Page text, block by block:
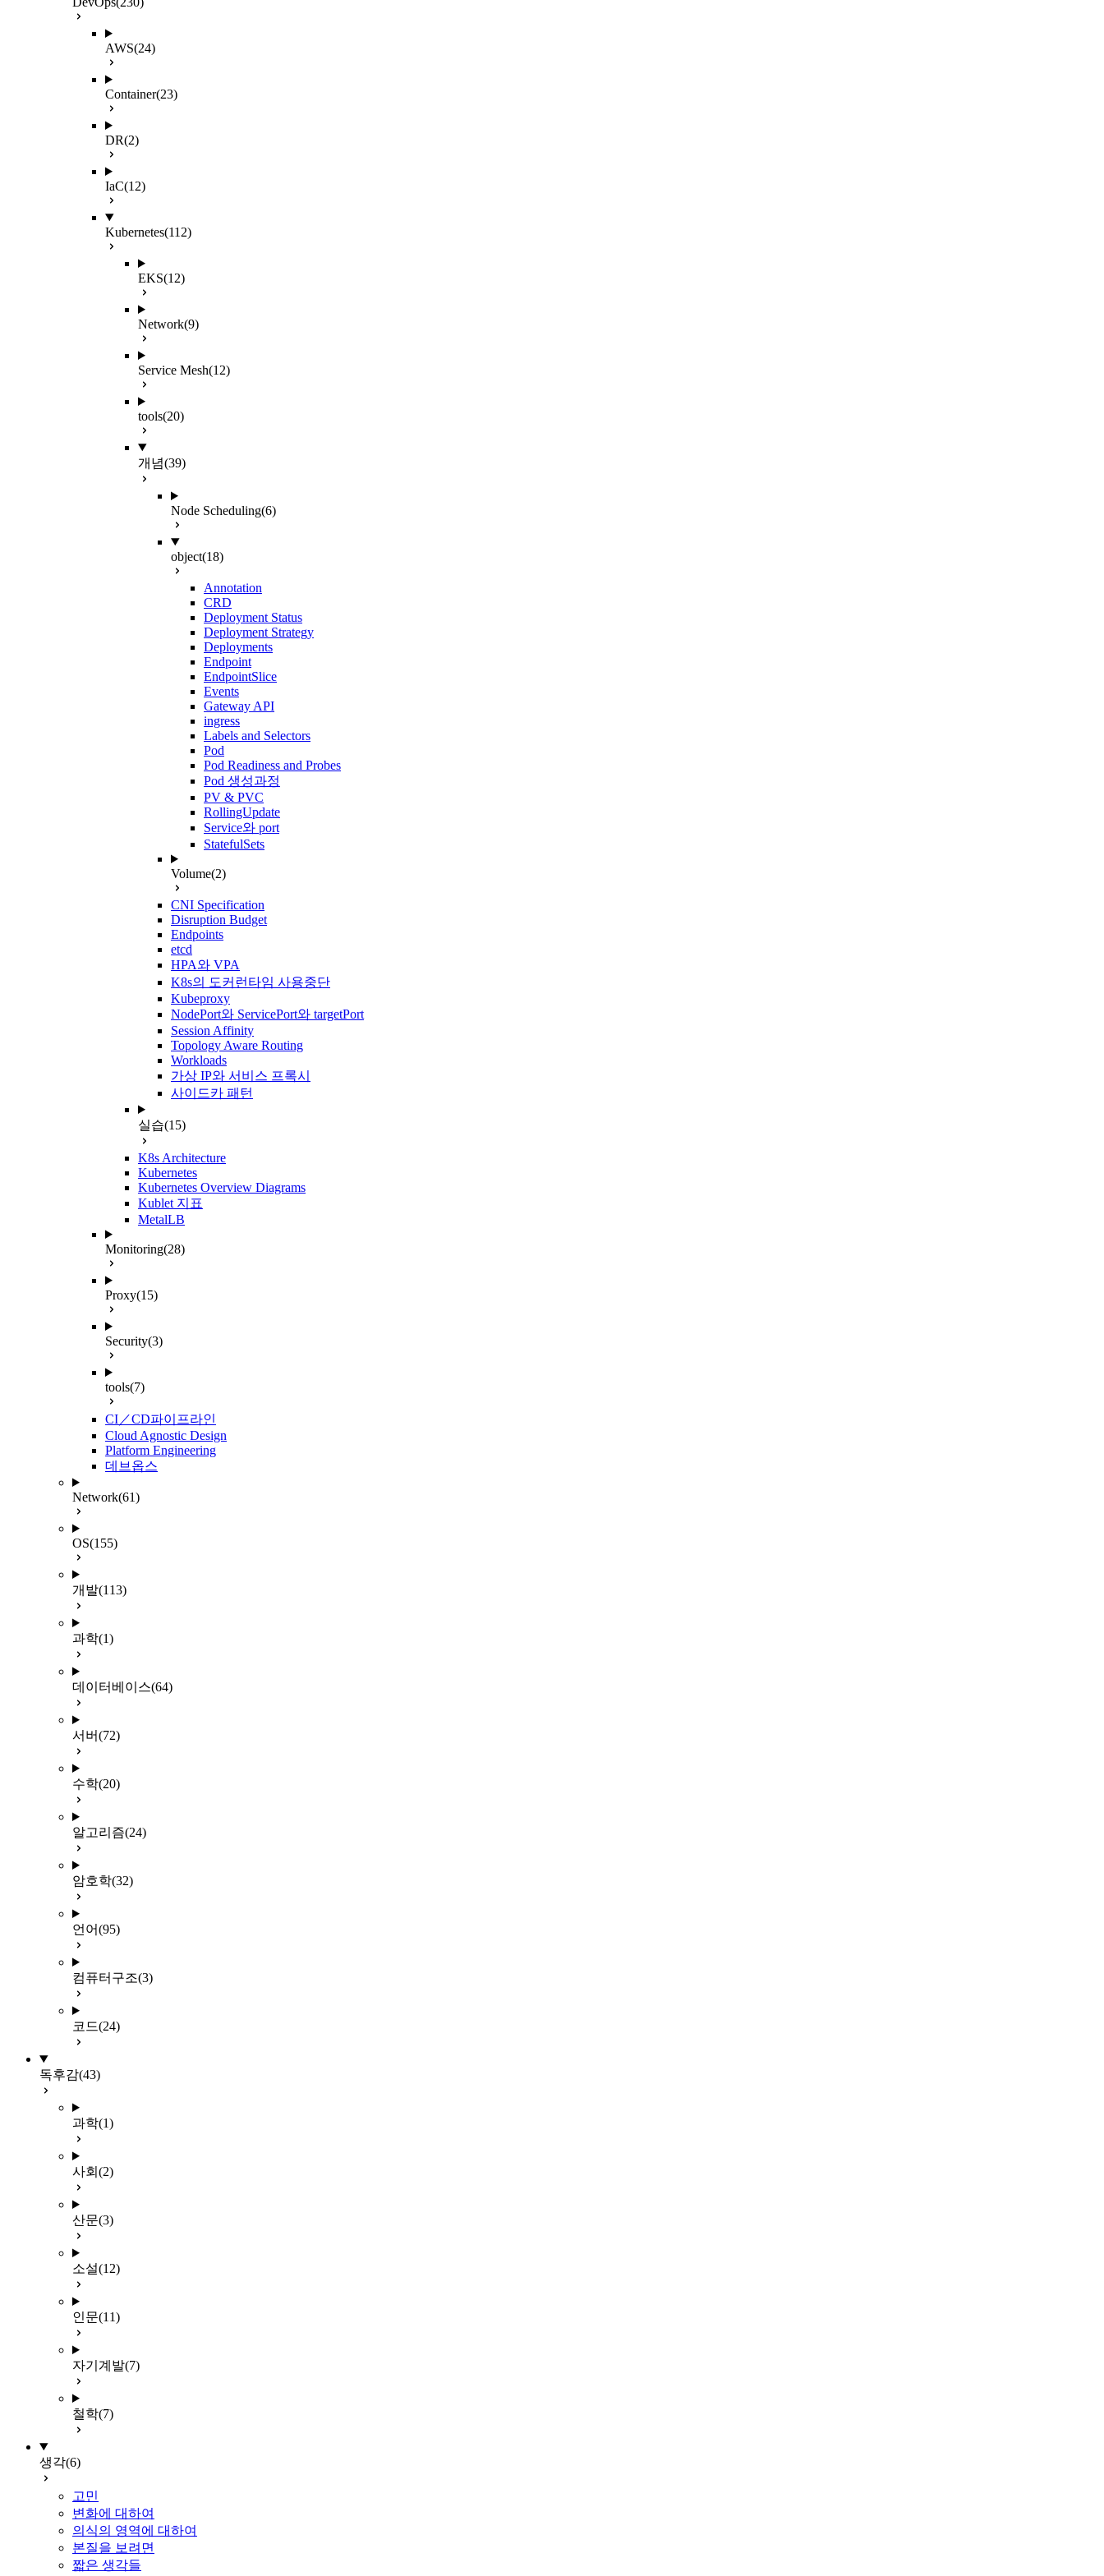
AWS(24)
Container(23)
DR(2)
IaC(12)
Kubernetes(112)
EKS(12)
Network(9)
Service Mesh(12)
tools(20)
개념(39)
Node Scheduling(6)
object(18)
Annotation
CRD
Deployment Status
Deployment Strategy
Deployments
Endpoint
EndpointSlice
Events
Gateway API
ingress
Labels and Selectors
Pod
Pod Readiness and Probes
Pod 생성과정
PV & PVC
RollingUpdate
Service와 port
StatefulSets
Volume(2)
CNI Specification
Disruption Budget
Endpoints
etcd
HPA와 VPA
K8s의 도커런타임 사용중단
Kubeproxy
NodePort와 ServicePort와 targetPort
Session Affinity
Topology Aware Routing
Workloads
가상 IP와 서비스 프록시
사이드카 패턴
실습(15)
K8s Architecture
Kubernetes
Kubernetes Overview Diagrams
Kublet 지표
MetalLB
Monitoring(28)
Proxy(15)
Security(3)
tools(7)
CI／CD파이프라인
Cloud Agnostic Design
Platform Engineering
데브옵스
Network(61)
OS(155)
개발(113)
과학(1)
데이터베이스(64)
서버(72)
수학(20)
알고리즘(24)
암호학(32)
언어(95)
컴퓨터구조(3)
코드(24)
독후감(43)
과학(1)
사회 (2)
산문(3)
소설(12)
인문(11)
자기계발(7)
철학(7)
생각(6)
고민
변화에 대하여
의식의 영역에 대하여
본질을 보려면
짧은 생각들